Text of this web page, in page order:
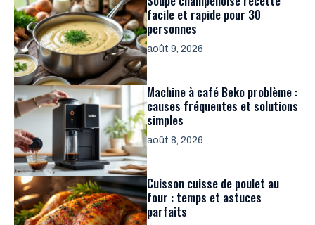
facile et rapide pour 30
personnes
août 9, 2026
Machine à café Beko problème :
causes fréquentes et solutions
simples
août 8, 2026
Cuisson cuisse de poulet au
four : temps et astuces
parfaits